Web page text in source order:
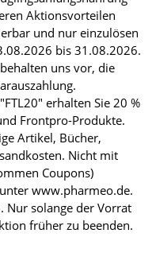
Aktionsvorteilen
und nur einzulösen
bis 31.08.2026.
uns vor, die
erhalten Sie 20 %
Frontpro-Produkte.
Artikel, Bücher,
Nicht mit
Coupons)
www.pharmeo.de.
Nur solange der Vorrat
früher zu beenden.